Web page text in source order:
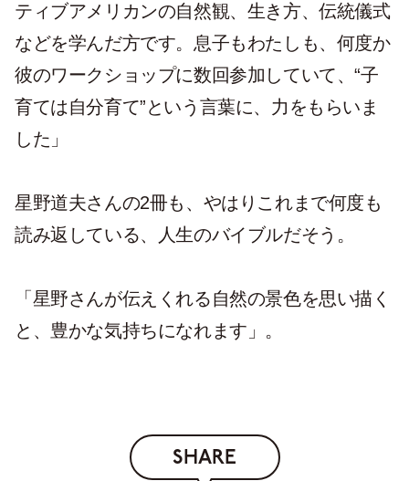
ティブアメリカンの自然観、生き方、伝統儀式
などを学んだ方です。息子もわたしも、何度か
彼のワークショップに数回参加していて、“子
育ては自分育て”という言葉に、力をもらいま
した」
星野道夫さんの2冊も、やはりこれまで何度も
読み返している、人生のバイブルだそう。
「星野さんが伝えくれる自然の景色を思い描く
と、豊かな気持ちになれます」。
SHARE